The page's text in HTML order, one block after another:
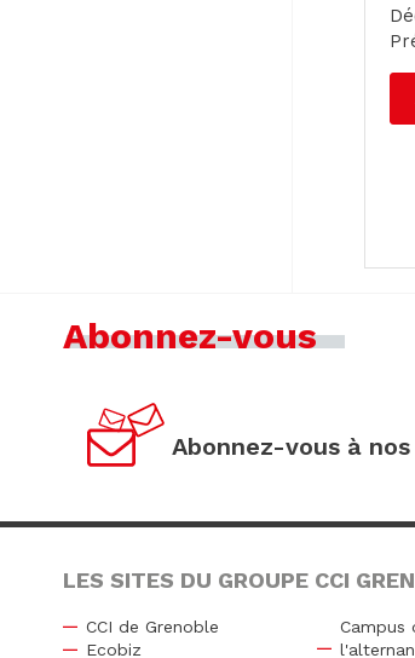
Abonnez-vous
Abonnez-vous à
LES SITES DU GROUPE CCI
CCI de Grenoble
Ecobiz
Campus